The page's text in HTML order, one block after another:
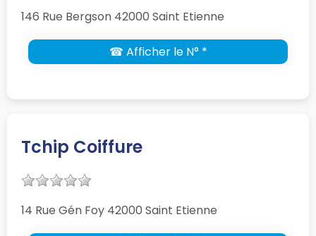
146 Rue Bergson 42000 Saint Etienne
☎ Afficher le N° *
Tchip Coiffure
14 Rue Gén Foy 42000 Saint Etienne